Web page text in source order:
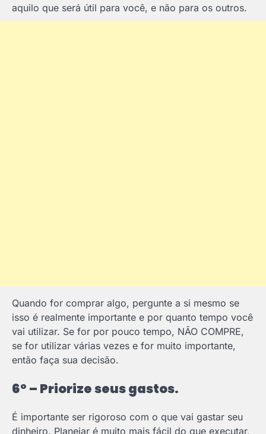
aquilo que será útil para você, e não para os outros.
Quando for comprar algo, pergunte a si mesmo se
isso é realmente importante e por quanto tempo você
vai utilizar. Se for por pouco tempo, NÃO COMPRE,
se for utilizar várias vezes e for muito importante,
então faça sua decisão.
6º – Priorize seus gastos.
É importante ser rigoroso com o que vai gastar seu
dinheiro. Planejar é muito mais fácil do que executar,